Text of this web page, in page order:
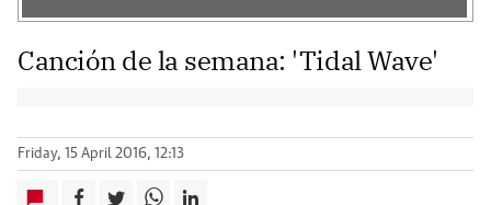
Canción de la semana: 'Tidal Wave'
Friday, 15 April 2016, 12:13